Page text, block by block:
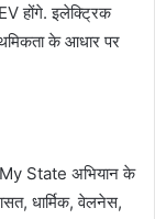
होंगे. इलेक्ट्रिक
के आधार पर
My State अभियान के
धार्मिक, वेलनेस,